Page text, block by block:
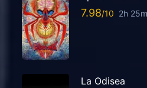
7.98 2h
La Odisea